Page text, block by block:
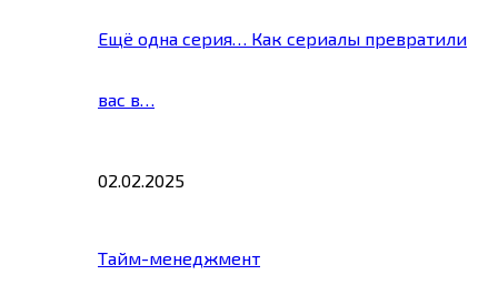
Ещё одна серия… Как сериалы превратили
вас в…
02.02.2025
Тайм-менеджмент